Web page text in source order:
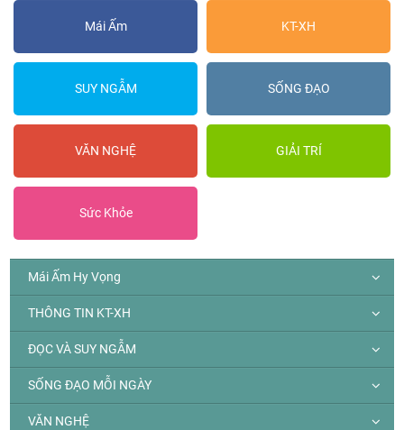
Mái Ấm KT-XH
SUY NGẪM SỐNG ĐẠO
VĂN NGHỆ GIẢI TRÍ
Sức Khỏe
Mái Ấm Hy Vọng
THÔNG TIN KT-XH
ĐỌC VÀ SUY NGẪM
SỐNG ĐẠO MỖI NGÀY
VĂN NGHỆ